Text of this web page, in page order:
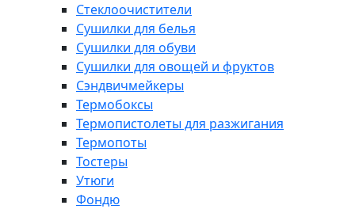
Стеклоочистители
Сушилки для белья
Сушилки для обуви
Сушилки для овощей и фруктов
Сэндвичмейкеры
Термобоксы
Термопистолеты для разжигания
Термопоты
Тостеры
Утюги
Фондю